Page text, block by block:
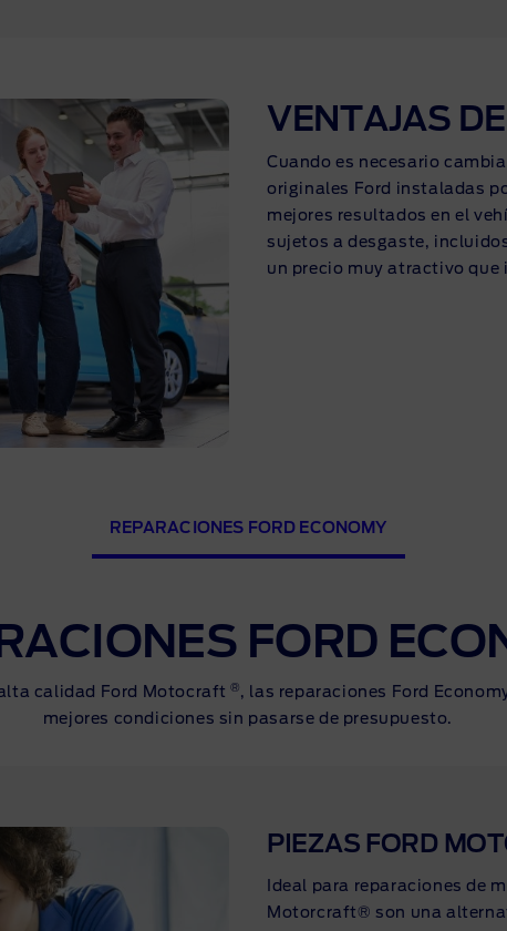
VENTAJAS
Cuando es necesario
originales Ford instaladas
mejores resultados en el
sujetos a desgaste,
un precio muy atractivo que
REPARACIONES FORD ECONOMY
FORD
calidad Ford Motocraft ® , las reparaciones Ford
mejores condiciones sin pasarse de presupuesto.
PIEZAS FORD
Ideal para reparaciones de
Motorcraft® son una